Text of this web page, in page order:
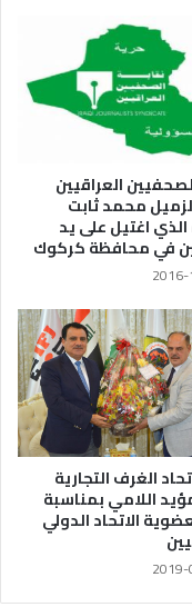
العراقيين
محمد ثابت
اغتيل على يد
في محافظة كركوك
الغرف التجارية
اللامي بمناسبة
الاتحاد الدولي